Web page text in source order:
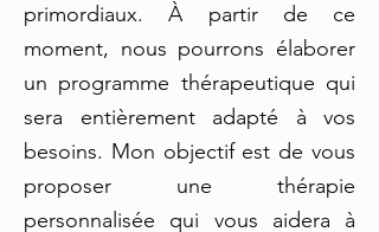
primordiaux. À partir de ce
moment, nous pourrons élaborer
un programme thérapeutique qui
sera entièrement adapté à vos
besoins. Mon objectif est de vous
proposer une thérapie
personnalisée qui vous aidera à